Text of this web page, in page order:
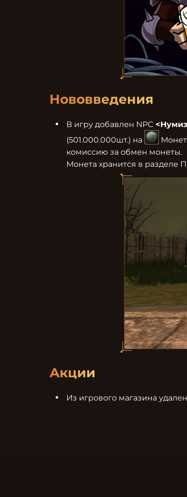
Нововведения
В игру добавлен NPC
(501.000.000шт.) на
комиссию за обмен монеты.
Монета хранится в разделе
Акции
Из игрового магазина